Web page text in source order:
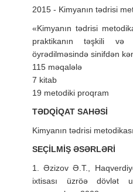
2015 - Kimyanın tədrisi
«Kimyanın tədrisi
praktikanın təşkili və
öyrədilməsində sinifdən
115 məqalələ
7 kitab
19 metodiki proqram
TƏDQİQAT SAHƏSİ
Kimyanın tədrisi
SEÇİLMİŞ ƏSƏRLƏRİ
1. Əzizov Ə.T.,
ixtisası üzröə dövlət